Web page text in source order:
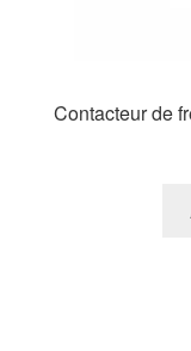
Contacteur de